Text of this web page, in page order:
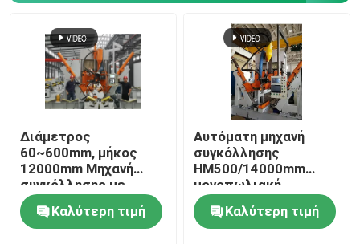
Διάμετρος
60~600mm, μήκος
12000mm Μηχανή
συγκόλλησης με
κλειστό πόλο CNC
Καλύτερη τιμή
Αυτόματη μηχανή
συγκόλλησης
HM500/14000mm
μονοπωλιακή
Καλύτερη τιμή